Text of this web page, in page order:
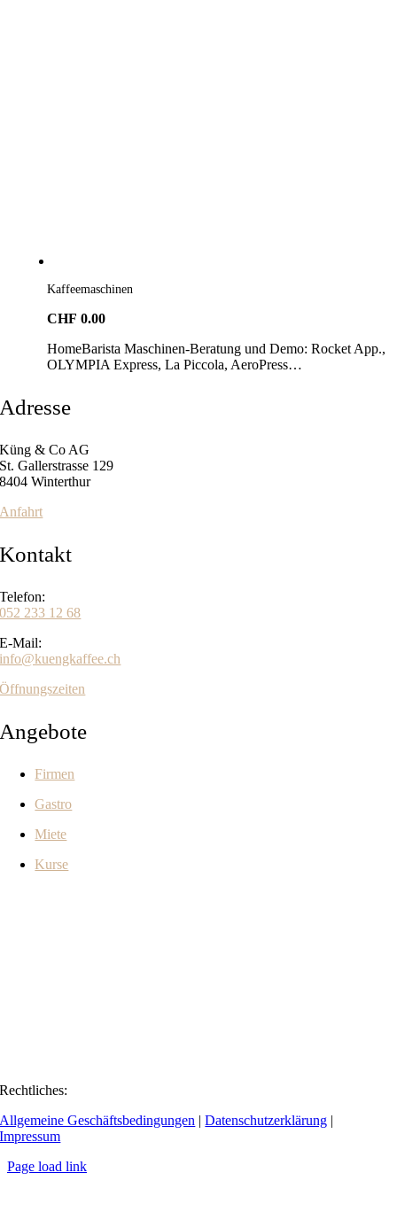
Kaffeemaschinen
CHF 0.00
HomeBarista Maschinen-Beratung und Demo: Rocket App.,
OLYMPIA Express, La Piccola, AeroPress…
Adresse
Küng & Co AG
St. Gallerstrasse 129
8404 Winterthur
Anfahrt
Kontakt
Telefon:
052 233 12 68
E-Mail:
info@kuengkaffee.ch
Öffnungszeiten
Angebote
Firmen
Gastro
Miete
Kurse
Rechtliches:
Allgemeine Geschäftsbedingungen |Datenschutzerklärung |
Impressum
Page load link